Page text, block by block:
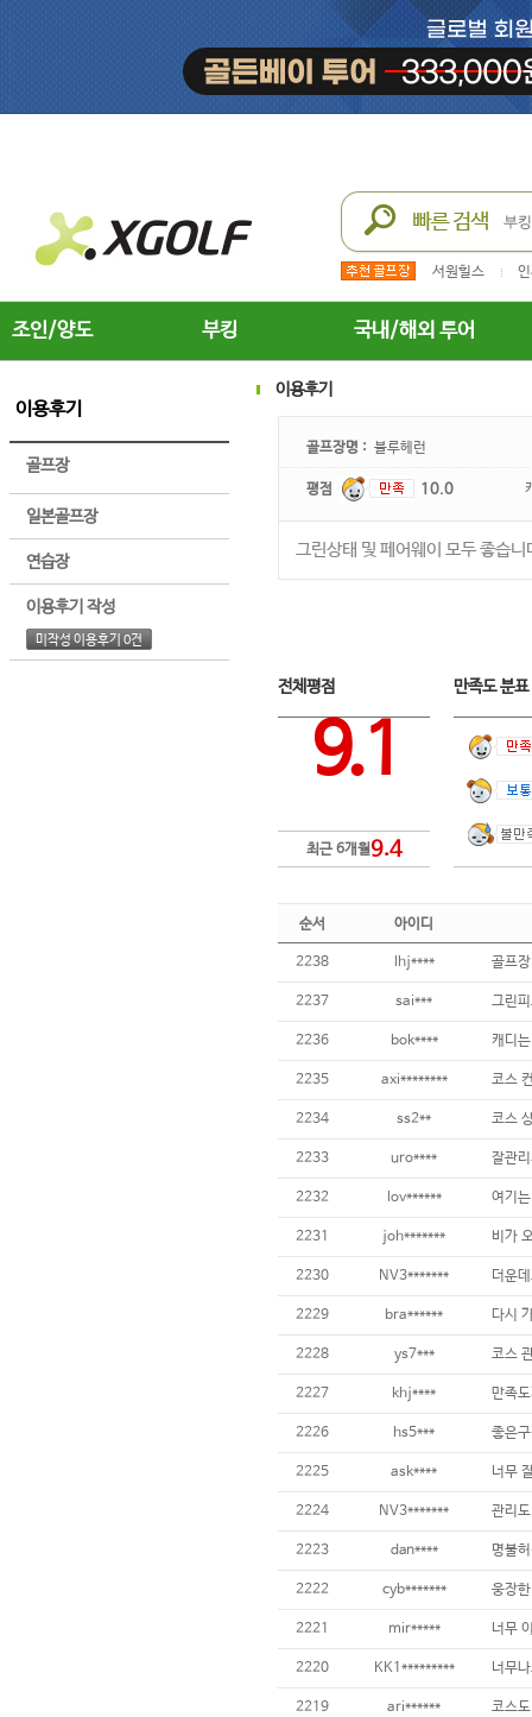
서원힐스
조인/양도 부킹 국내/해외 투어
이용후기
골프장
일본골프장
연습장
이용후기 작성
미작성 이용후기 0건
이용후기
골프장명 : 블루헤런
평점 10.0
그린상태 및 페어웨이 모두 좋습니
전체평점
9.1
최근 6개월9.4
만족도 분
순서 아이디
2238 lhj****
2237 sai***
2236 bok****
2235 axi********
2234 ss2**
2233 uro**** 잘관
2232 lov******
2231 joh*******
2230 NV3*******
2229 bra******
2228 ys7***
2227 khj****
2226 hs5*** 좋은
2225 ask****
2224 NV3*******
2223 dan****
2222 cyb******* 웅장
2221 mir***** 너무
2220 KK1*********
2219 ari******